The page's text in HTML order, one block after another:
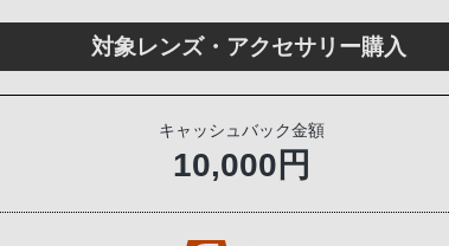
対象レンズ・アクセサリー購入
キャッシュバック金額
10,000円